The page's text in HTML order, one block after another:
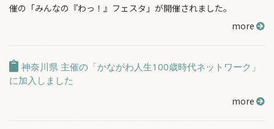
催の「みんなの『わっ！』フェスタ」が開催されました。
more
神奈川県 主催の「かながわ人生100歳時代ネットワーク」
に加入しました
more